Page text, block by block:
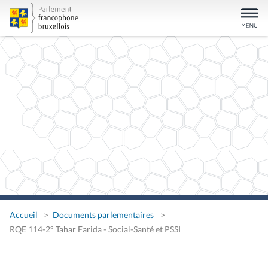
Accueil
Documents parlementaires
RQE 114-2° Tahar Farida - Social-Santé et PSSI